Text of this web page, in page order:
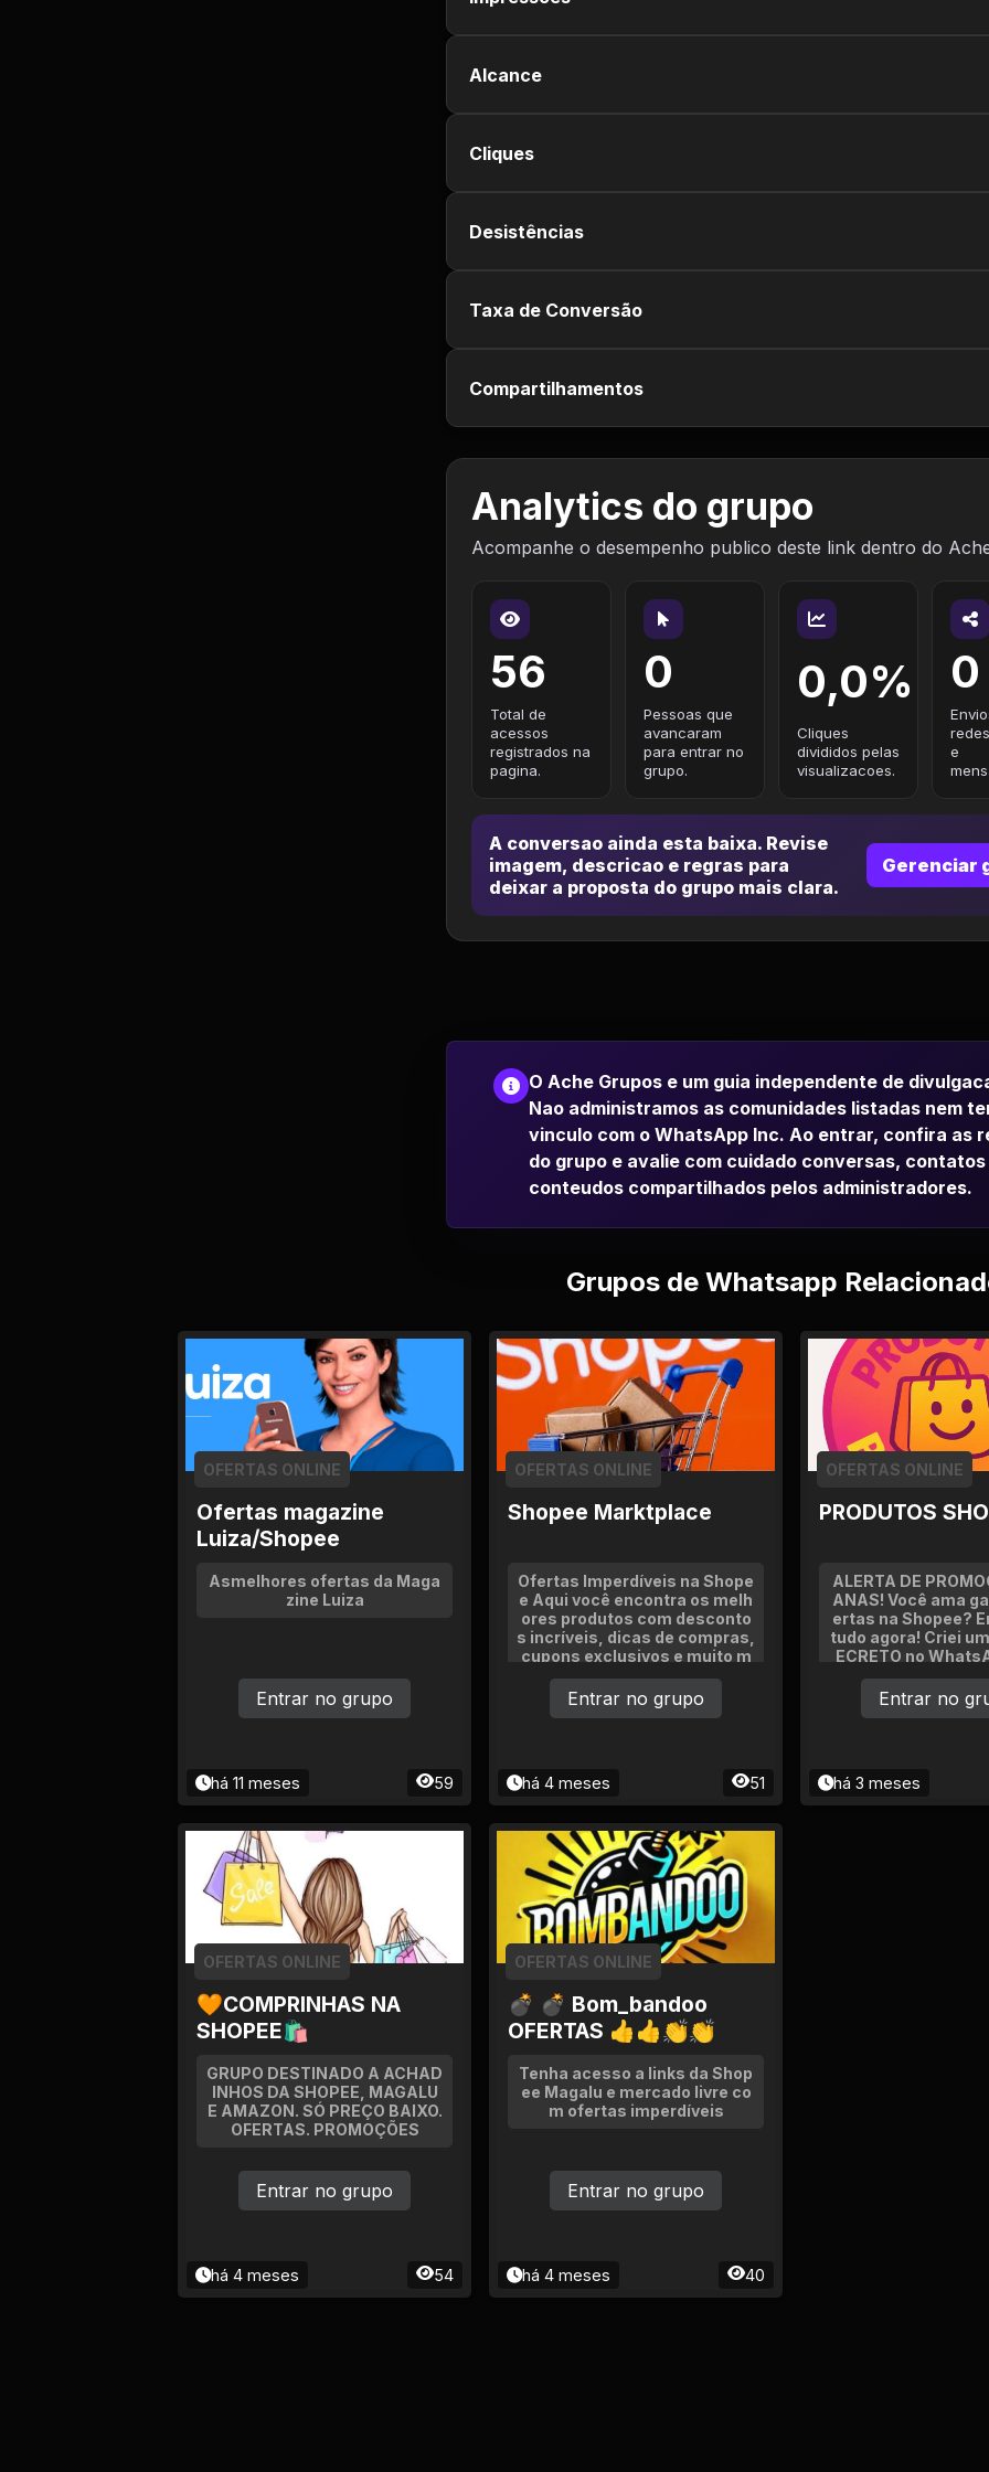
Alcance
Cliques
Desistências
Taxa de Conversão
Compartilhamentos
Analytics do grupo
Acompanhe o desempenho publico deste link dentro do
56
Total de
acessos
registrados na
pagina.
0
Pessoas que
avancaram
para entrar no
grupo.
0,0%
Cliques
divididos pelas
visualizacoes.
0
e
A conversao ainda esta baixa. Revise
imagem, descricao e regras para
deixar a proposta do grupo mais clara.
Gerenciar
O Ache Grupos e um guia independente de
Nao administramos as comunidades listadas nem
vinculo com o WhatsApp Inc. Ao entrar, confira as
do grupo e avalie com cuidado conversas, contatos
conteudos compartilhados pelos administradores.
Grupos de Whatsapp
Ofertas magazine
Luiza/Shopee
OFERTAS ONLINE
Asmelhores ofertas da Maga
zine Luiza
há 11 meses 59
Entrar no grupo
Shopee Marktplace
OFERTAS ONLINE
Ofertas Imperdíveis na Shope
e Aqui você encontra os melh
ores produtos com desconto
s incríveis, dicas de compras,
cupons exclusivos e muito m
ais! Entre, aproveite e econo
mize com a Shopee!
há 4 meses 51
Entrar no grupo
PRODUTOS
OFERTAS ONLINE
ALERTA DE
ANAS! Você ama
ertas na Shopee?
tudo agora! Criei um
ECRETO no
m: Achadinhos
opee Ofertas
ns escondidos
há 3 meses
Entrar no
🧡COMPRINHAS NA
SHOPEE🛍
OFERTAS ONLINE
GRUPO DESTINADO A ACHAD
INHOS DA SHOPEE, MAGALU
E AMAZON. SÓ PREÇO BAIXO.
OFERTAS. PROMOÇÕES
há 4 meses 54
Entrar no grupo
💣 💣 Bom_bandoo
OFERTAS 👍👍👏👏
OFERTAS ONLINE
Tenha acesso a links da Shop
ee Magalu e mercado livre co
m ofertas imperdíveis
há 4 meses 40
Entrar no grupo